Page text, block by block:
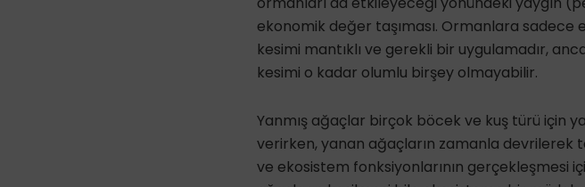
ekonomik değer taşıması. Ormanlara sadece
kesimi mantıklı ve gerekli bir uygulamadır,
kesimi o kadar olumlu birşey olmayabilir.
Yanmış ağaçlar birçok böcek ve kuş türü için
verirken, yanan ağaçların zamanla devrilerek
ve ekosistem fonksiyonlarının gerçekleşmesi